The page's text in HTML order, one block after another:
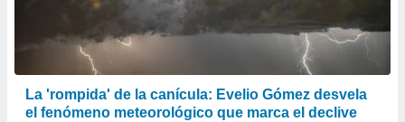
La 'rompida' de la canícula: Evelio Gómez desvela
el fenómeno meteorológico que marca el declive